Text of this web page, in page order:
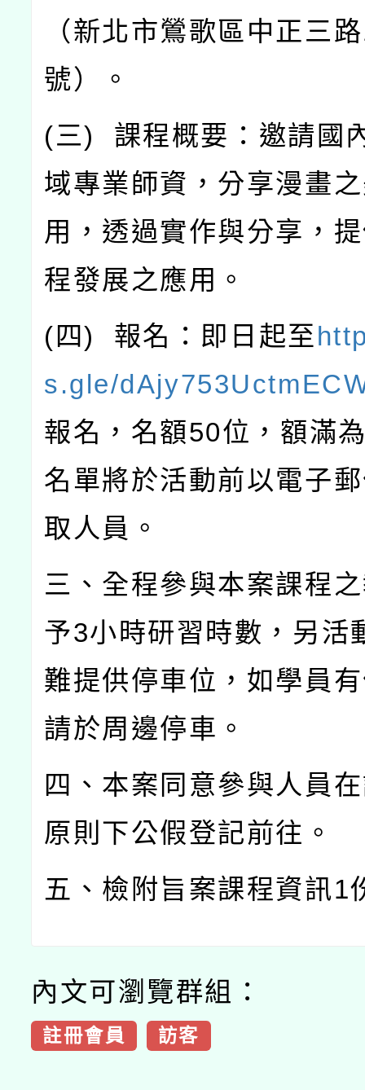
（新北市鶯歌區中正三路
號）。
(三) 課程概要：邀請國
域專業師資，分享漫畫
用，透過實作與分享，
程發展之應用。
( 四) 報名：即日起至
s.gle/
報名，名額50位，額滿
名單將於活動前以電子
取人員。
三、全程參與本案課程
予3小時研習時數，另活
難提供停車位，如學員
請於周邊停車。
四、本案同意參與人員
原則下公假登記前往。
五、檢附旨案課程資訊1
內文可瀏覽群組：
註冊會員 訪客